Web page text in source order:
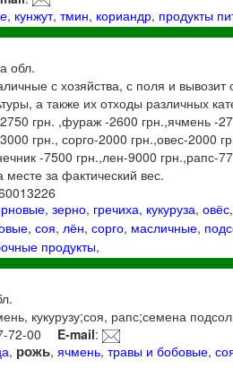
, кунжут,тмин, кориандр, продукты
обл.
с хозяйства, с поля и
а также их отходы различных
грн. ,фураж -2600 грн.,ячмень -
грн., сорго-2000 грн.,овес-2000
-7500 грн.,лен-9000 грн.,рапс-
месте за фактический вес.
,зерно, гречиха, кукуруза,овёс
,соя,лён,сорго, масличные,
продукты,
кукурузу;соя, рапс;семена
72-00 E-mail:
, рожь,ячмень,травы и бобовые,